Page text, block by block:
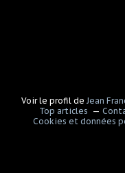
Voir le profil de Jean
Top articles
Cookies et données